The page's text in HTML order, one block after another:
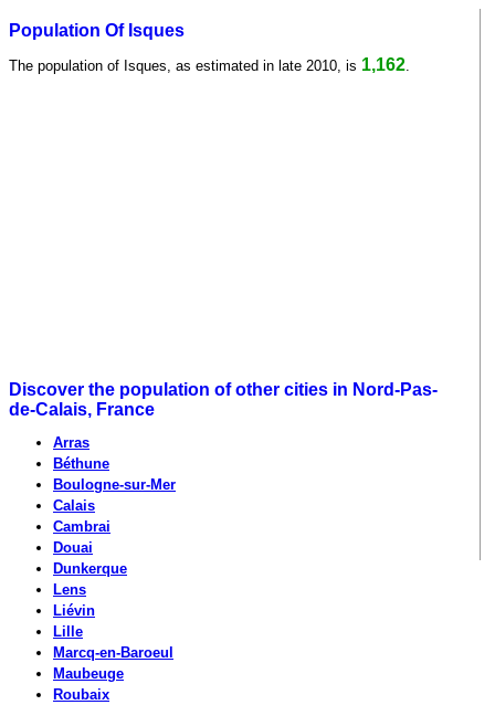
Population Of Isques
The population of Isques, as estimated in late 2010, is 1,162
Discover the population of other cities in Nord-Pas-
de-Calais, France
Arras
Béthune
Boulogne-sur-Mer
Calais
Cambrai
Douai
Dunkerque
Lens
Liévin
Lille
Marcq-en-Baroeul
Maubeuge
Roubaix